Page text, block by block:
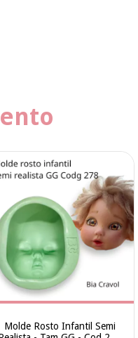
Molde Rosto Infantil Semi